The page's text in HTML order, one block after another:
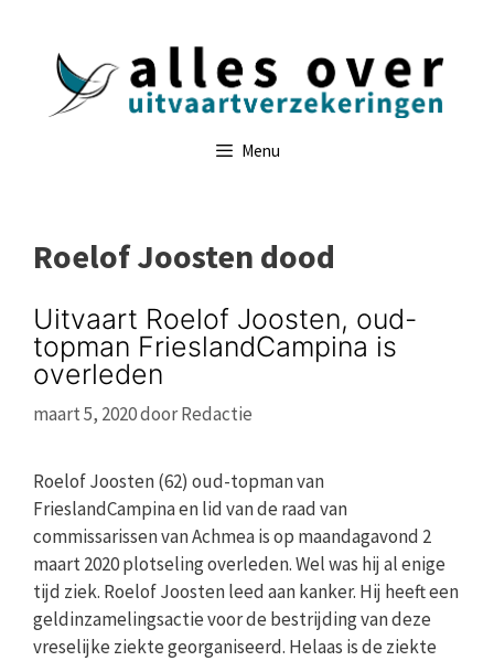
Menu
Roelof Joosten dood
Uitvaart Roelof Joosten, oud-
topman FrieslandCampina is
overleden
maart 5, 2020doorRedactie
Roelof Joosten (62) oud-topman van
FrieslandCampina en lid van de raad van
commissarissen van Achmea is op maandagavond 2
maart 2020 plotseling overleden. Wel was hij al enige
tijd ziek. Roelof Joosten leed aan kanker. Hij heeft een
geldinzamelingsactie voor de bestrijding van deze
vreselijke ziekte georganiseerd. Helaas is de ziekte